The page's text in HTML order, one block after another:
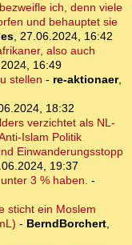
ich, denn viele
und behauptet sie
, 27.06.2024, 16:42
also auch
16:49
stellen - re-aktionaer,
18:32
verzichtet als NL-
Islam Politik
Einwanderungsstopp
19:37
3 % haben. -
sticht ein Moslem
- BerndBorchert,